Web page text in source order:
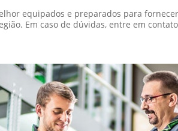
equipados e preparados para
Em caso de dúvidas, entre em